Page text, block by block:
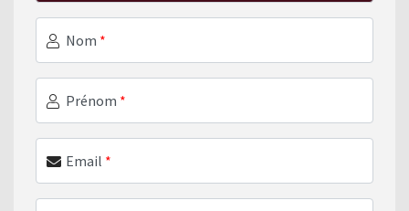
Nom *
Prénom *
Email *